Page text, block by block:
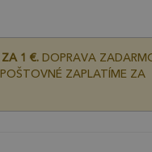
ZA 1 €.DOPRAVA
ZAPLATÍME ZA